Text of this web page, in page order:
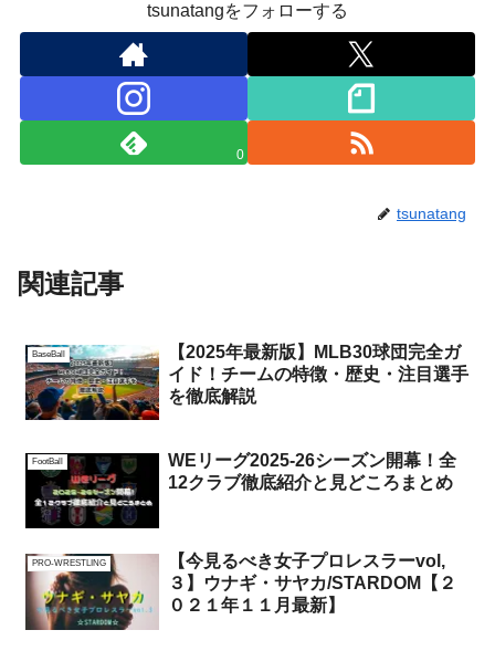
tsunatangをフォローする
0
tsunatang
関連記事
BaseBall
【2025年最新版】MLB30球団完全ガ
イド！チームの特徴・歴史・注目選手
を徹底解説
FootBall
WEリーグ2025-26シーズン開幕！全
12クラブ徹底紹介と見どころまとめ
PRO-WRESTLING
【今見るべき女子プロレスラーvol,
３】ウナギ・サヤカ/STARDOM【２
０２１年１１月最新】